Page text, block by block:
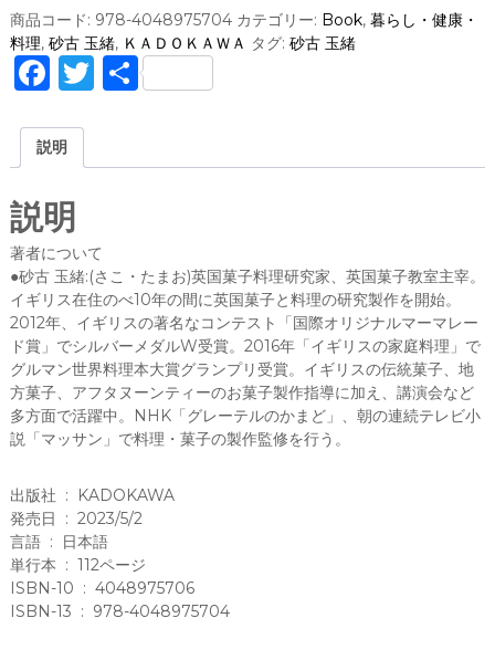
イ
ズ
の
英
菓
と
幸
せ
ス
コ
ー
ン
砂
古
玉
緒
(
)
(
K
A
D
商品コード: 978-4048975704 カテゴリー: Book, 暮らし・健康・
料理, 砂古 玉緒, ＫＡＤＯＫＡＷＡ タグ: 砂古 玉緒
F
c
b
o
o
k
T
te
共
説明
説明
著者について
●砂古 玉緒:(さこ・たまお)英国菓子料理研究家、英国菓子教室主宰。
イギリス在住のべ10年の間に英国菓子と料理の研究製作を開始。
2012年、イギリスの著名なコンテスト「国際オリジナルマーマレー
ド賞」でシルバーメダルW受賞。2016年「イギリスの家庭料理」で
グルマン世界料理本大賞グランプリ受賞。イギリスの伝統菓子、地
方菓子、アフタヌーンティーのお菓子製作指導に加え、講演会など
多方面で活躍中。NHK「グレーテルのかまど」、朝の連続テレビ小
説「マッサン」で料理・菓子の製作監修を行う。
出版社 ‏ : ‎ KADOKAWA
発売日 ‏ : ‎ 2023/5/2
言語 ‏ : ‎ 日本語
単行本 ‏ : ‎ 112ページ
ISBN-10 ‏ : ‎ 4048975706
ISBN-13 ‏ : ‎ 978-4048975704